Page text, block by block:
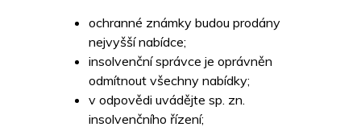
ochranné známky budou prodány
nejvyšší nabídce;
insolvenční správce je oprávněn
odmítnout všechny nabídky;
v odpovědi uvádějte sp. zn.
insolvenčního řízení;